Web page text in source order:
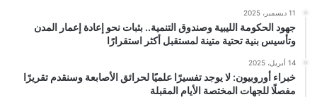
11 ديسمبر، 2025
جهود الحكومة الليبية وصندوق التنمية.. بثبات نحو إعادة إعمار المدن
وتأسيس بنية تحتية متينة لمستقبل أكثر استقرارًا
14 أبريل، 2025
خبراء أوروبيون: لا يوجد تفسيرًا علميًا لحرائق الأصابعة وسنقدم تقريرًا
مفصلًا للجهات المختصة الأيام المقبلة